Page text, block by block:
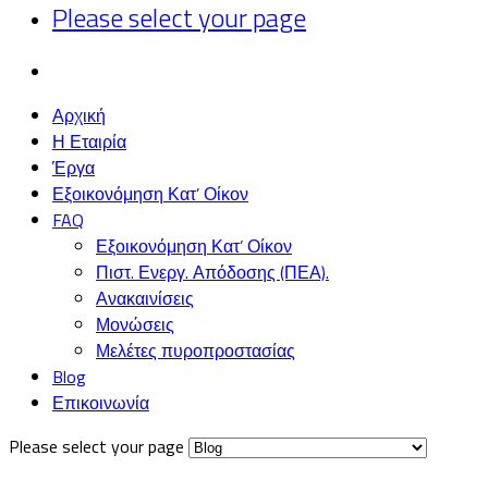
Please select your page
Αρχική
Η Εταιρία
Έργα
Εξοικονόμηση Κατ’ Οίκον
FAQ
Εξοικονόμηση Κατ’ Οίκον
Πιστ. Ενεργ. Απόδοσης (ΠΕΑ).
Ανακαινίσεις
Μονώσεις
Μελέτες πυροπροστασίας
Blog
Επικοινωνία
Please select your page